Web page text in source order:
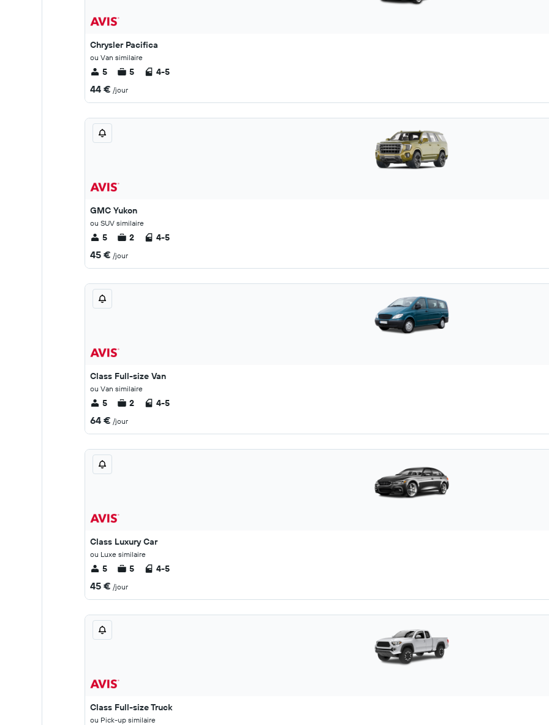
Chrysler Pacifica
ou Van similaire
5 5 4-5
44 € /jour
GMC Yukon
ou SUV similaire
5 2 4-5
45 € /jour
Class Full-size Van
ou Van similaire
5 2 4-5
64 € /jour
Class Luxury Car
ou Luxe similaire
5 5 4-5
45 € /jour
Class Full-size Truck
ou Pick-up similaire